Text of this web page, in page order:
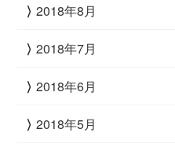
2018年8月
2018年7月
2018年6月
2018年5月